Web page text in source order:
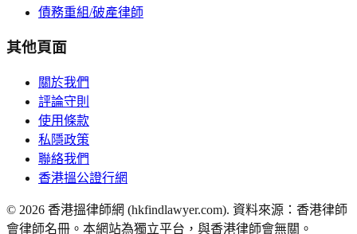
債務重組/破產律師
其他頁面
關於我們
評論守則
使用條款
私隱政策
聯絡我們
香港搵公證行網
© 2026 香港搵律師網 (hkfindlawyer.com). 資料來源：香港律師
會律師名冊。本網站為獨立平台，與香港律師會無關。